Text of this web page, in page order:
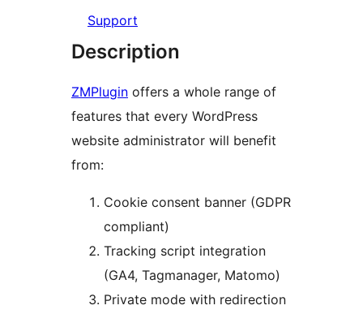
Support
Description
ZMPlugin offers a whole range of
features that every WordPress
website administrator will benefit
from:
Cookie consent banner (GDPR
compliant)
Tracking script integration
(GA4, Tagmanager, Matomo)
Private mode with redirection